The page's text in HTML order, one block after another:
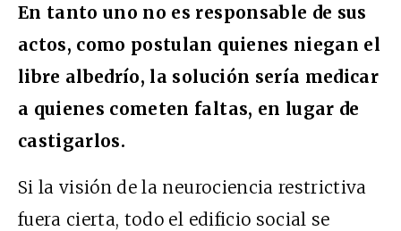
En tanto uno no es responsable de sus
actos, como postulan quienes niegan el
libre albedrío, la solución sería medicar
a quienes cometen faltas, en lugar de
castigarlos.
Si la visión de la neurociencia restrictiva
fuera cierta, todo el edificio social se